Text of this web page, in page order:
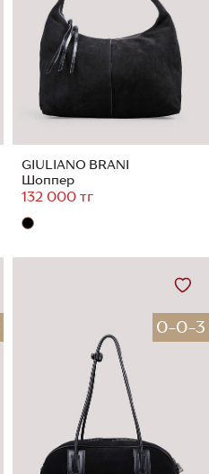
GIULIANO BRANI
Шоппер
132 000 тг
0-0-3